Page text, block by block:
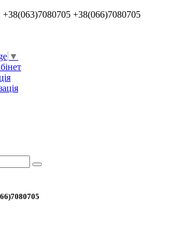
+38(066)7080705
▼